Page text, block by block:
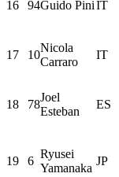
16 94Guido PiniIT
17 10
Nicola
Carraro
IT
18 78
Joel
Esteban
ES
19 6
Ryusei
Yamanaka
JP